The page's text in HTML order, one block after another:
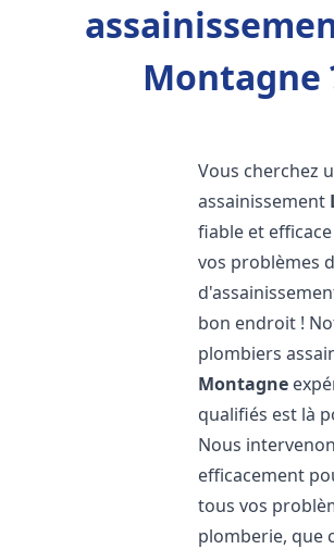
Montagne
Vous cherchez
assainissement
fiable et
vos problèmes
bon endroit !
plombiers
Montagne
qualifiés est là
Nous
efficacement
tous vos
plomberie, que